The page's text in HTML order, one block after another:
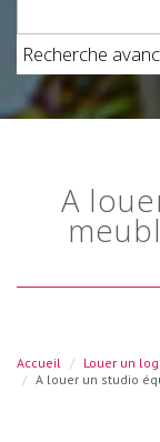
Recherche
a louer un studio équipé,
Accueil
Louer un
A louer un studio